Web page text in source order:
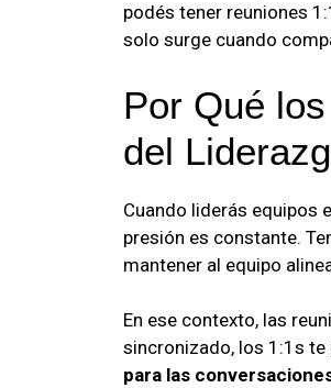
podés tener reuniones
solo surge cuando
Por Qué
del
Cuando liderás equipos
presión es constante.
mantener al equipo
En ese contexto, las
sincronizado, los 1:1s
para las